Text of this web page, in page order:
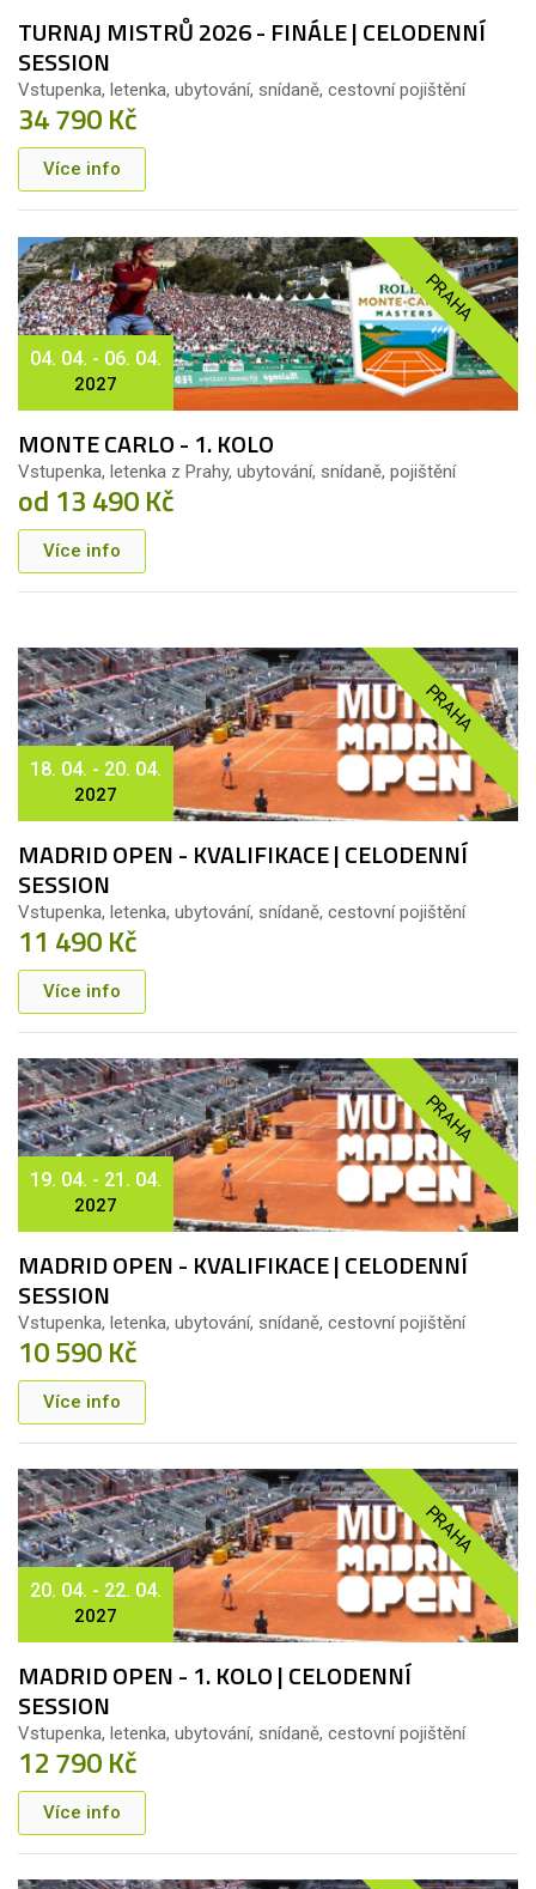
TURNAJ MISTRŮ 2026 - FINÁLE | CELODENNÍ
SESSION
Vstupenka, letenka, ubytování, snídaně, cestovní pojištění
34 790 Kč
Více info
PRAHA
04. 04. - 06. 04.
2027
MONTE CARLO - 1. KOLO
Vstupenka, letenka z Prahy, ubytování, snídaně, pojištění
od 13 490 Kč
Více info
PRAHA
18. 04. - 20. 04.
2027
MADRID OPEN - KVALIFIKACE | CELODENNÍ
SESSION
Vstupenka, letenka, ubytování, snídaně, cestovní pojištění
11 490 Kč
Více info
PRAHA
19. 04. - 21. 04.
2027
MADRID OPEN - KVALIFIKACE | CELODENNÍ
SESSION
Vstupenka, letenka, ubytování, snídaně, cestovní pojištění
10 590 Kč
Více info
PRAHA
20. 04. - 22. 04.
2027
MADRID OPEN - 1. KOLO | CELODENNÍ
SESSION
Vstupenka, letenka, ubytování, snídaně, cestovní pojištění
12 790 Kč
Více info